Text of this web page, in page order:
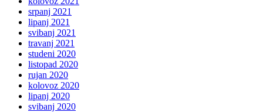
srpanj 2021
lipanj 2021
svibanj 2021
travanj 2021
studeni 2020
listopad 2020
rujan 2020
kolovoz 2020
lipanj 2020
svibanj 2020